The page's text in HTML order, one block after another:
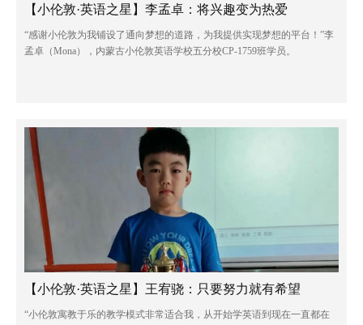
【小伦敦·英语之星】李孟卓：将兴趣变为热爱
“感谢小伦敦为我铺设了通向梦想的道路，为我提供实现梦想的平台！”李
孟卓（Mona），内蒙古小伦敦英语学校五分校CP-1759班学员。
【小伦敦·英语之星】王宥骁：只要努力就有希望
“小伦敦寓教于乐的教学模式非常适合我，从开始学英语到现在一直都在